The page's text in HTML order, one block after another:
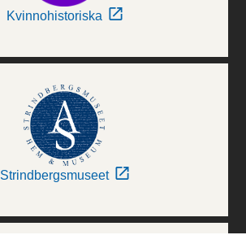
Kvinnohistoriska
Strindbergsmuseet